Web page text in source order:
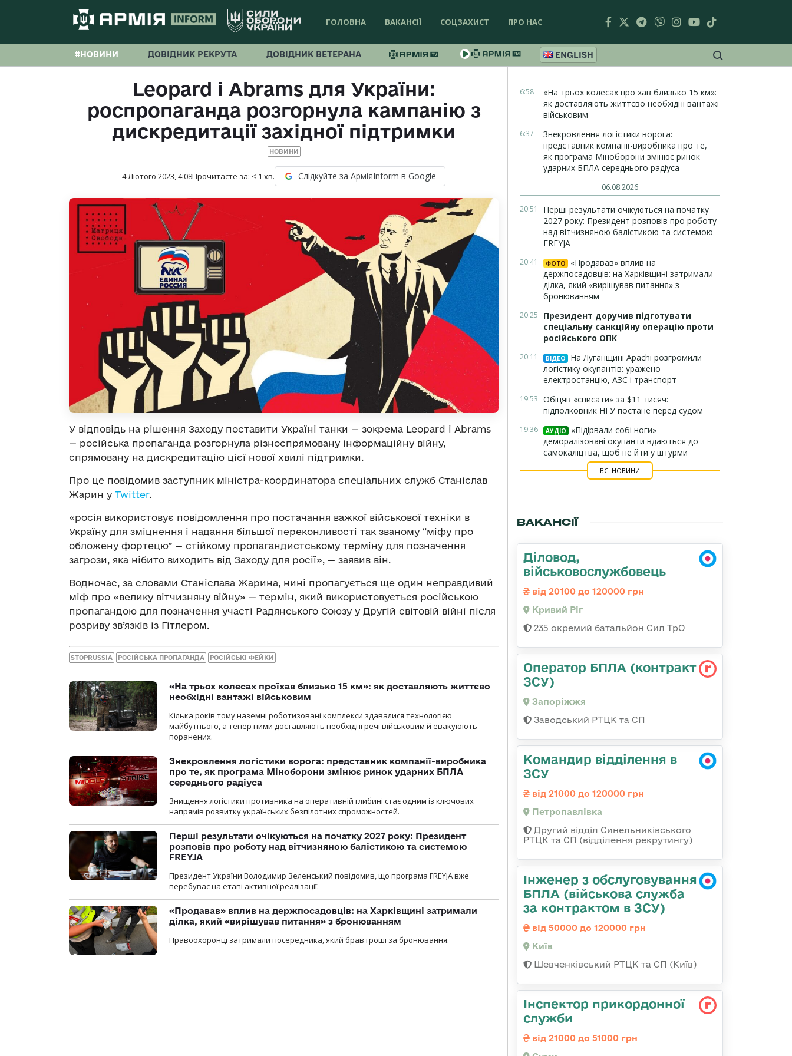
ГОЛОВНА ВАКАНСІЇ СОЦЗАХИСТ ПРО НАС
#НОВИНИ ДОВІДНИК РЕКРУТА ДОВІДНИК ВЕТЕРАНА ENGLISH
Leopard і Abrams для України:
роспропаганда розгорнула кампанію з
дискредитації західної підтримки
НОВИНИ
4 Лютого 2023, 4:08Прочитаєте за: < 1 хв. Слідкуйте за АрміяInform в Google
У відповідь на рішення Заходу поставити Україні танки — зокрема Leopard і Abrams
— російська пропаганда розгорнула різноспрямовану інформаційну війну,
спрямовану на дискредитацію цієї нової хвилі підтримки.
Про це повідомив заступник міністра-координатора спеціальних служб Станіслав
Жарин у Twitter.
«росія використовує повідомлення про постачання важкої військової техніки в
Україну для зміцнення і надання більшої переконливості так званому “міфу про
обложену фортецю” — стійкому пропагандистському терміну для позначення
загрози, яка нібито виходить від Заходу для росії», — заявив він.
Водночас, за словами Станіслава Жарина, нині пропагується ще один неправдивий
міф про «велику вітчизняну війну» — термін, який використовується російською
пропагандою для позначення участі Радянського Союзу у Другій світовій війні після
розриву зв’язків із Гітлером.
STOPRUSSIA РОСІЙСЬКА ПРОПАГАНДА РОСІЙСЬКІ ФЕЙКИ
«На трьох колесах проїхав близько 15 км»: як доставляють життєво
необхідні вантажі військовим
Кілька років тому наземні роботизовані комплекси здавалися технологією
майбутнього, а тепер ними доставляють необхідні речі військовим й евакуюють
поранених.
Знекровлення логістики ворога: представник компанії-виробника
про те, як програма Міноборони змінює ринок ударних БПЛА
середнього радіуса
Знищення логістики противника на оперативній глибині стає одним із ключових
напрямів розвитку українських безпілотних спроможностей.
Перші результати очікуються на початку 2027 року: Президент
розповів про роботу над вітчизняною балістикою та системою
FREYJA
Президент України Володимир Зеленський повідомив, що програма FREYJA вже
перебуває на етапі активної реалізації.
«Продавав» вплив на держпосадовців: на Харківщині затримали
ділка, який «вирішував питання» з бронюванням
Правоохоронці затримали посередника, який брав гроші за бронювання.
6:58
«На трьох колесах проїхав близько 15 км»:
як доставляють життєво необхідні вантажі
військовим
6:37
Знекровлення логістики ворога:
представник компанії-виробника про те,
як програма Міноборони змінює ринок
ударних БПЛА середнього радіуса
06.08.2026
20:51
Перші результати очікуються на початку
2027 року: Президент розповів про роботу
над вітчизняною балістикою та системою
FREYJA
20:41 ФОТО
«Продавав» вплив на
держпосадовців: на Харківщині затримали
ділка, який «вирішував питання» з
бронюванням
20:25
Президент доручив підготувати
спеціальну санкційну операцію проти
російського ОПК
20:11 ВІДЕО
На Луганщині Apachi розгромили
логістику окупантів: уражено
електростанцію, АЗС і транспорт
19:53 Обіцяв «списати» за $11 тисяч:
підполковник НГУ постане перед судом
19:36 АУДІО
«Підірвали собі ноги» —
деморалізовані окупанти вдаються до
самокаліцтва, щоб не йти у штурми
ВСІ НОВИНИ
ВАКАНСІЇ
Діловод,
військовослужбовець
від 20100 до 120000 грн
Кривий Ріг
235 окремий батальйон Сил ТрО
Оператор БПЛА (контракт
ЗСУ)
Запоріжжя
Заводський РТЦК та СП
Командир відділення в
ЗСУ
від 21000 до 120000 грн
Петропавлівка
Другий відділ Синельниківського
РТЦК та СП (відділення рекрутингу)
Інженер з обслуговування
БПЛА (військова служба
за контрактом в ЗСУ)
від 50000 до 120000 грн
Київ
Шевченківський РТЦК та СП (Київ)
Інспектор прикордонної
служби
від 21000 до 51000 грн